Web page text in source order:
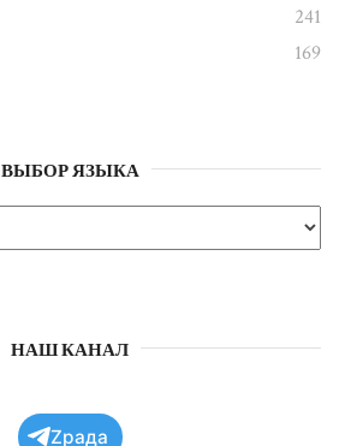
241
169
ВЫБОР ЯЗЫКА
НАШ КАНАЛ
Zрада